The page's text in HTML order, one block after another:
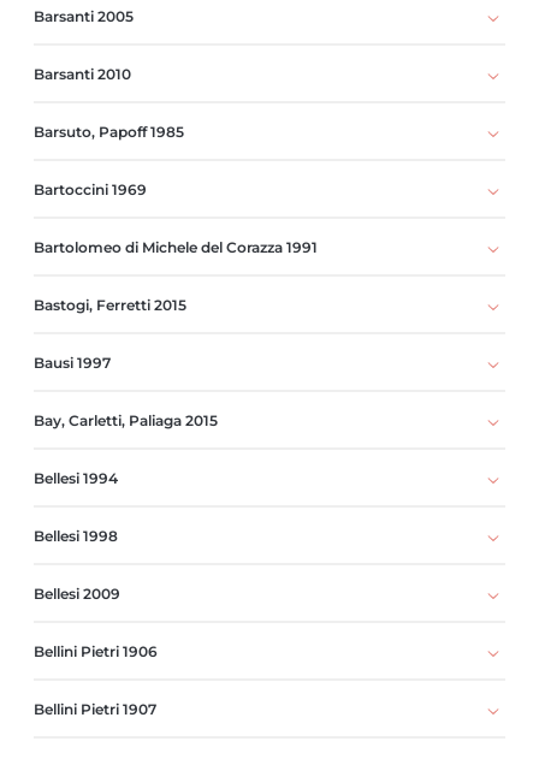
Barsanti 2005
Barsanti 2010
Barsuto, Papoff 1985
Bartoccini 1969
Bartolomeo di Michele del Corazza 1991
Bastogi, Ferretti 2015
Bausi 1997
Bay, Carletti, Paliaga 2015
Bellesi 1994
Bellesi 1998
Bellesi 2009
Bellini Pietri 1906
Bellini Pietri 1907